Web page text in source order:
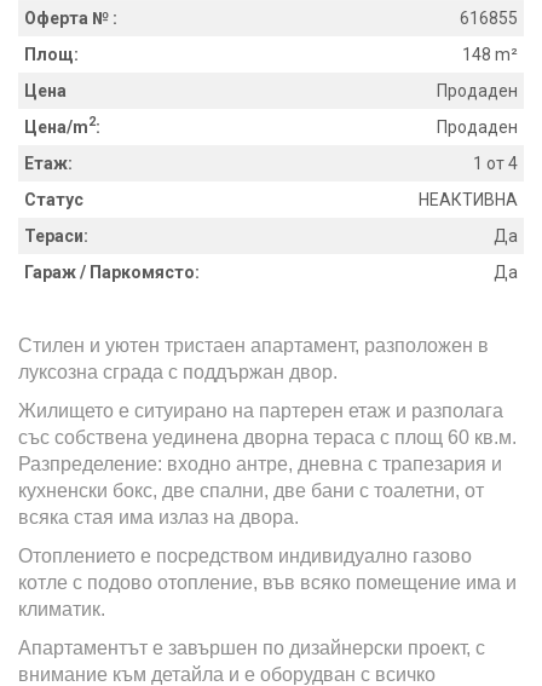
Оферта № :
616855
Площ:
148 m²
Цена
Продаден
Цена/m2:
Продаден
Етаж:
1 от 4
Статус
НЕАКТИВНА
Тераси:
Да
Гараж / Паркомясто:
Да
Стилен и уютен тристаен апартамент, разположен в
луксозна сграда с поддържан двор.
Жилището е ситуирано на партерен етаж и разполага
със собствена уединена дворна тераса с площ 60 кв.м.
Разпределение: входно антре, дневна с трапезария и
кухненски бокс, две спални, две бани с тоалетни, от
всяка стая има излаз на двора.
Отоплението е посредством индивидуално газово
котле с подово отопление, във всяко помещение има и
климатик.
Апартаментът е завършен по дизайнерски проект, с
внимание към детайла и е оборудван с всичко